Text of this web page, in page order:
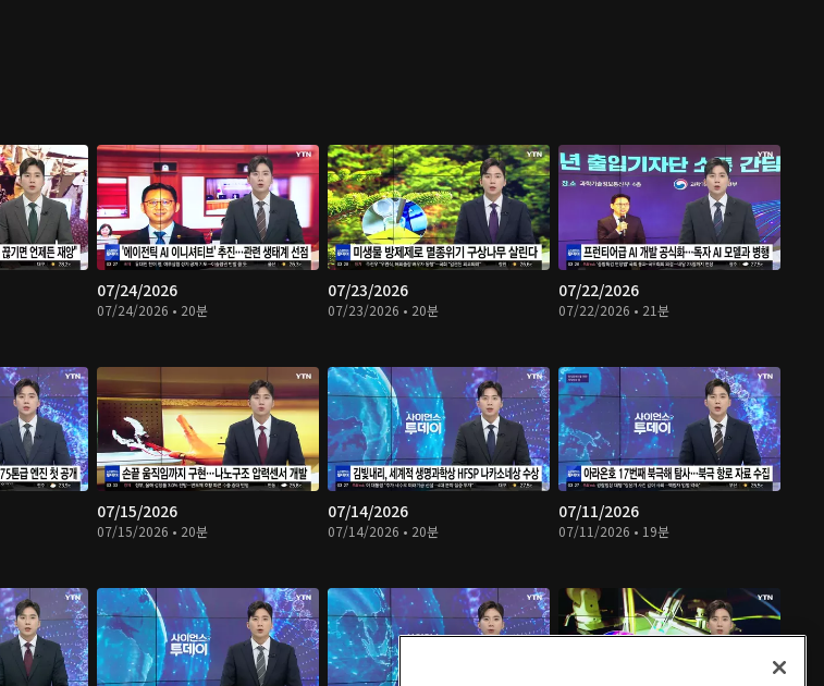
07/24/2026
07/24/2026 • 20분
07/23/2026
07/23/2026 • 20분
07/22/2026
07/22/2026 • 21분
07/15/2026
07/15/2026 • 20분
07/14/2026
07/14/2026 • 20분
07/11/2026
07/11/2026 • 19분